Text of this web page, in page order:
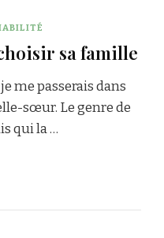
sa famille
me passerais dans
sœur. Le genre de
qui la …